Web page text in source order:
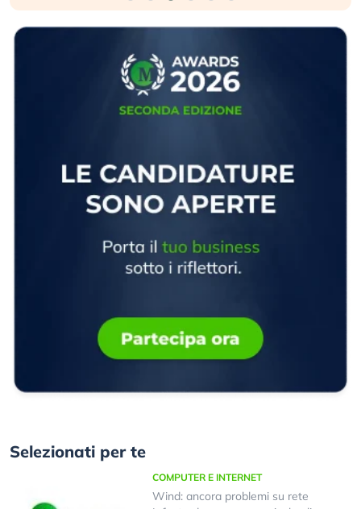
Selezionati per te
COMPUTER E INTERNET
Wind: ancora problemi su rete